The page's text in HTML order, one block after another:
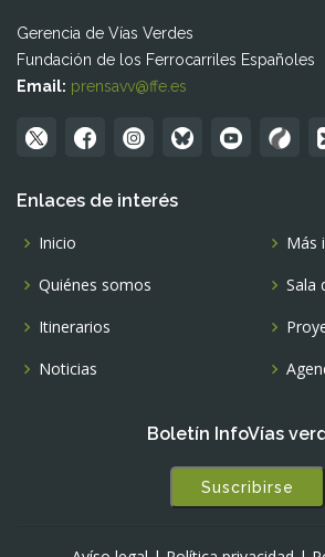
Gerencia de Vías Verdes
Fundación de los Ferrocarriles Españoles
Email: prensavv@ffe.es
Enlaces de interés
Inicio
Quiénes somos
Itinerarios
Noticias
Más
Sala
Boletín InfoVías
Suscribirse